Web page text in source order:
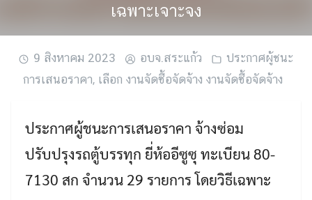
เฉพาะเจาะจง
9 สิงหาคม 2023 อบจ.สระแก้ว
ประกาศผู้ชนะ
การเสนอราคา, เลือก งานจัดซื้อจัดจ้าง งานจัดซื้อจัดจ้าง
ประกาศผู้ชนะการเสนอราคา จ้างซ่อม
ปรับปรุงรถตู้บรรทุก ยี่ห้ออีซูซุ ทะเบียน 80-
7130 สก จำนวน 29 รายการ โดยวิธีเฉพาะ